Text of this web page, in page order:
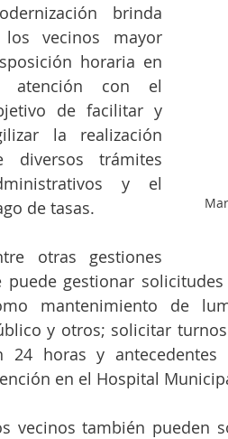
brinda
vecinos mayor
horaria en
atención con el
de facilitar y
la realización
diversos trámites
y el
de tasas.
otras gestiones
puede gestionar
mantenimiento de
y otros; solicitar
24 horas y
en el Hospital
vecinos también pueden